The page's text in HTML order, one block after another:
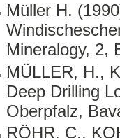
Müller H.
Mineralogy, 2,
MÜLLER, H.,
Deep Drilling
Oberpfalz,
RÖHR, C.,